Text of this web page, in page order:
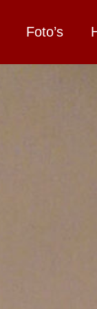
Foto’s